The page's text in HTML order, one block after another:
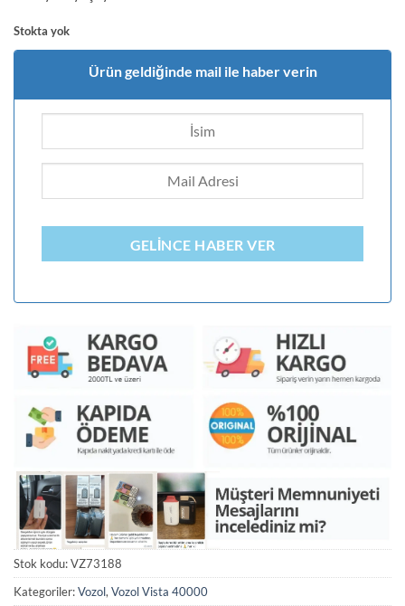
Stokta yok
Ürün geldiğinde mail ile haber verin
GELINCE HABER VER
Stok kodu:VZ73188
Kategoriler:Vozol,Vozol Vista 40000